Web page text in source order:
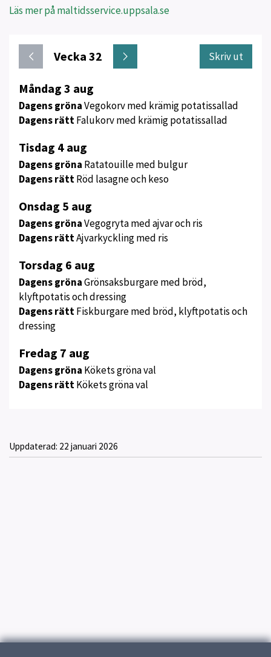
Läs mer på maltidsservice.uppsala.se
Vecka 32 Skriv ut
Meny
för
vecka
Måndag 3 aug
Dagens grönaVegokorv med krämig potatissallad
Dagens rättFalukorv med krämig potatissallad
Tisdag 4 aug
Dagens gröna Ratatouille med bulgur
Dagens rättRöd lasagne och keso
Onsdag 5 aug
Dagens grönaVegogryta med ajvar och ris
Dagens rättAjvarkyckling med ris
Torsdag 6 aug
Dagens grönaGrönsaksburgare med bröd,
klyftpotatis och dressing
Dagens rättFiskburgare med bröd, klyftpotatis och
dressing
Fredag 7 aug
Dagens gröna Kökets gröna val
Dagens rättKökets gröna val
Uppdaterad: 22 januari 2026